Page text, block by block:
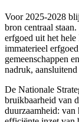
Voor 2025-2028
bron centraal
erfgoed uit het
immaterieel
gemeenschappen
nadruk,
De Nationale
bruikbaarheid van
duurzaamheid: